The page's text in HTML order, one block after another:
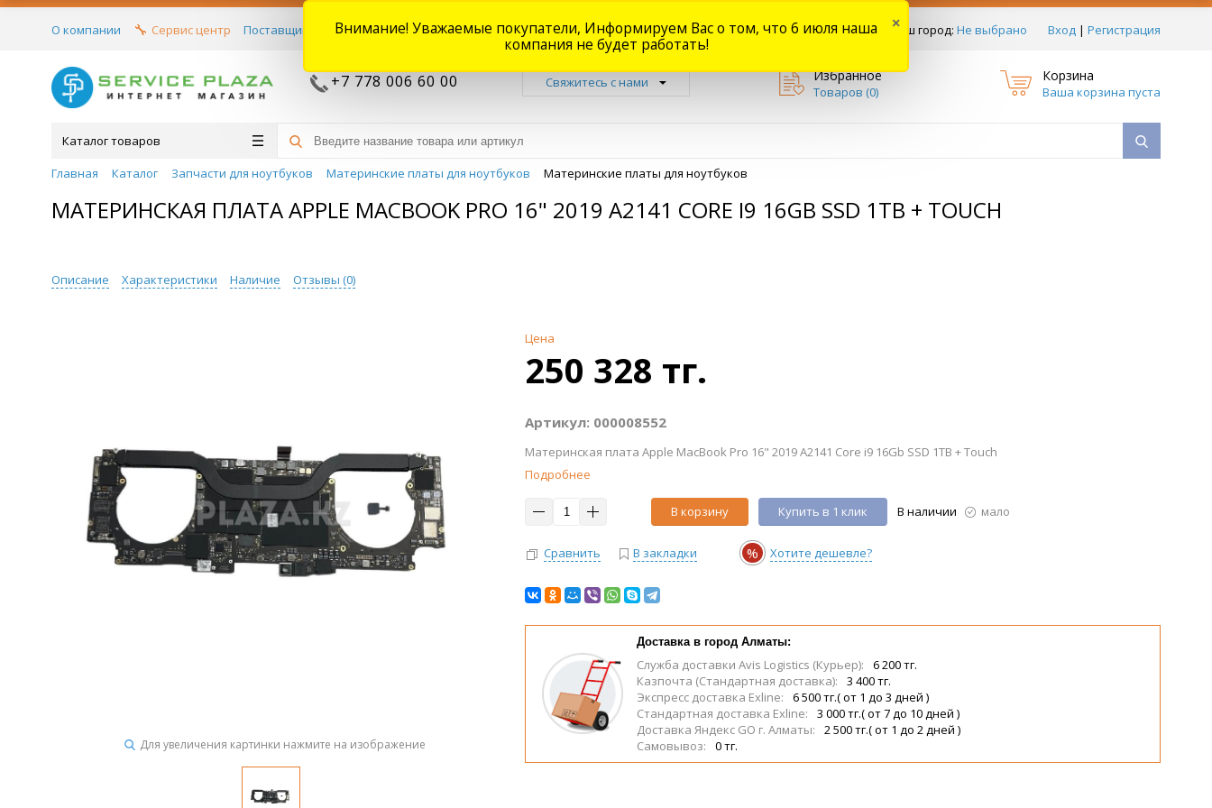
Ваш город: Не выбрано Вход | Регистрация
О компании Сервис центр Поставщикам Договора Новости Акции Доставка Оплата Наши магазины Форум Отзывы
+7 778 006 60 00 Свяжитесь с нами Избранное
Товаров (0)
Корзина
Ваша корзина пуста
Каталог товаров
Главная
Каталог Запчасти для ноутбуков Материнские платы для ноутбуков Материнские платы для ноутбуков
МАТЕРИНСКАЯ ПЛАТА APPLE MACBOOK PRO 16" 2019 A2141 CORE I9 16GB SSD 1TB + TOUCH
Описание Характеристики Наличие Отзывы (0)
Для увеличения картинки нажмите на изображение
Цена
250 328 тг.
Артикул: 000008552
Материнская плата Apple MacBook Pro 16" 2019 A2141 Core i9 16Gb SSD 1TB + Touch
Подробнее
В корзину Купить в 1 клик В наличии мало
Сравнить В закладки % Хотите дешевле?
Доставка в город Алматы:
Служба доставки Avis Logistics (Курьер):
6 200 тг.
Казпочта (Стандартная доставка):
3 400 тг.
Экспресс доставка Exline:
6 500 тг.( от 1 до 3 дней )
Стандартная доставка Exline:
3 000 тг.( от 7 до 10 дней )
Доставка Яндекс GO г. Алматы:
2 500 тг.( от 1 до 2 дней )
Самовывоз:
0 тг.
Внимание! Уважаемые покупатели, Информируем Вас о том, что 6 июля наша
компания не будет работать!
×